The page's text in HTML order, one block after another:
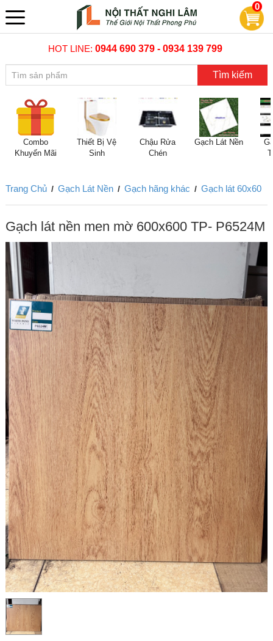
0
HOT LINE:0944 690 379 - 0934 139 799
Tìm kiếm
Combo
Khuyến Mãi
Thiết Bị Vệ
Sinh
Chậu Rửa
Chén
Gạch Lát Nền
Trang Chủ / Gạch Lát Nền / Gạch hãng khác / Gạch lát 60x60
Gạch lát nền men mờ 600x600 TP- P6524M